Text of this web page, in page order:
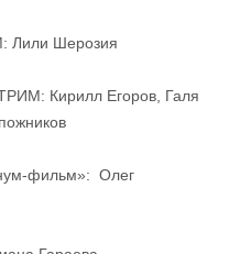
Лили Шерозия
Кирилл Егоров, Галя
фильм»: Олег